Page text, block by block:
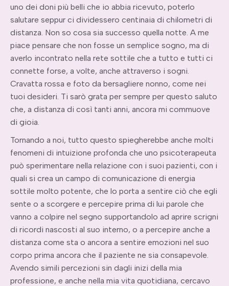
uno dei doni più belli che io abbia ricevuto, poterlo
salutare seppur ci dividessero centinaia di chilometri di
distanza. Non so cosa sia successo quella notte. A me
piace pensare che non fosse un semplice sogno, ma di
averlo incontrato nella rete sottile che a tutto e tutti ci
connette forse, a volte, anche attraverso i sogni.
Cravatta rossa e foto da bersagliere nonno, come nei
tuoi desideri. Ti sarò grata per sempre per questo saluto
che, a distanza di così tanti anni, ancora mi commuove
di gioia.
Tornando a noi, tutto questo spiegherebbe anche molti
fenomeni di intuizione profonda che uno psicoterapeuta
può sperimentare nella relazione con i suoi pazienti, con i
quali si crea un campo di comunicazione di energia
sottile molto potente, che lo porta a sentire ciò che egli
sente o a scorgere e percepire prima di lui parole che
vanno a colpire nel segno supportandolo ad aprire scrigni
di ricordi nascosti al suo interno, o a percepire anche a
distanza come sta o ancora a sentire emozioni nel suo
corpo prima ancora che il paziente ne sia consapevole.
Avendo simili percezioni sin dagli inizi della mia
professione, e anche nella mia vita quotidiana, cercavo